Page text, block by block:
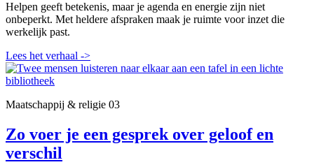
Helpen geeft betekenis, maar je agenda en energie zijn niet
onbeperkt. Met heldere afspraken maak je ruimte voor inzet die
werkelijk past.
Lees het verhaal ->
Maatschappij & religie 03
Zo voer je een gesprek over geloof en
verschil